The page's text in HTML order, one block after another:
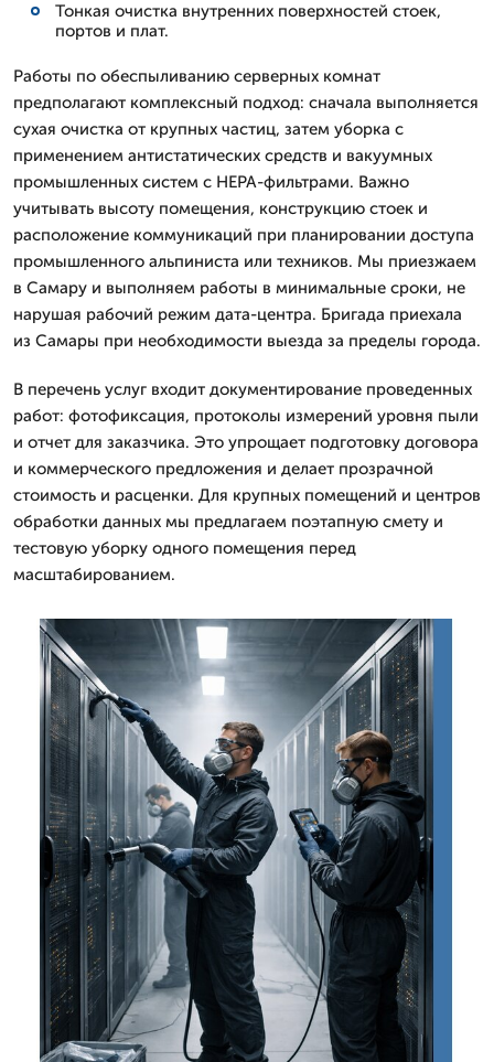
Тонкая очистка внутренних поверхностей стоек,
портов и плат.
Работы по обеспыливанию серверных комнат
предполагают комплексный подход: сначала выполняется
сухая очистка от крупных частиц, затем уборка с
применением антистатических средств и вакуумных
промышленных систем с HEPA-фильтрами. Важно
учитывать высоту помещения, конструкцию стоек и
расположение коммуникаций при планировании доступа
промышленного альпиниста или техников. Мы приезжаем
в Самару и выполняем работы в минимальные сроки, не
нарушая рабочий режим дата-центра. Бригада приехала
из Самары при необходимости выезда за пределы города.
В перечень услуг входит документирование проведенных
работ: фотофиксация, протоколы измерений уровня пыли
и отчет для заказчика. Это упрощает подготовку договора
и коммерческого предложения и делает прозрачной
стоимость и расценки. Для крупных помещений и центров
обработки данных мы предлагаем поэтапную смету и
тестовую уборку одного помещения перед
масштабированием.